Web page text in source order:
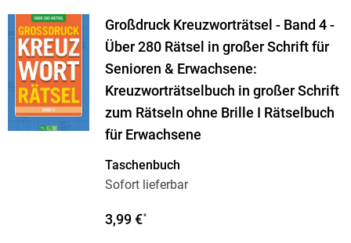
Großdruck Kreuzworträtsel - Band 4 -
Über 280 Rätsel in großer Schrift für
Senioren & Erwachsene:
Kreuzworträtselbuch in großer Schrift
zum Rätseln ohne Brille I Rätselbuch
für Erwachsene
Taschenbuch
Sofort lieferbar
3,99 €*